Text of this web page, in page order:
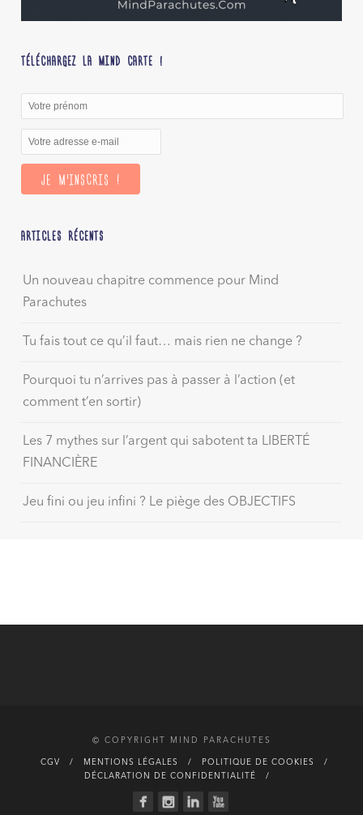
TÉLÉCHARGEZ LA MIND CARTE !
ARTICLES RÉCENTS
Un nouveau chapitre commence pour Mind
Parachutes
Tu fais tout ce qu’il faut… mais rien ne change ?
Pourquoi tu n’arrives pas à passer à l’action (et
comment t’en sortir)
Les 7 mythes sur l’argent qui sabotent ta LIBERTÉ
FINANCIÈRE
Jeu fini ou jeu infini ? Le piège des OBJECTIFS
© COPYRIGHT MIND PARACHUTES
CGV MENTIONS LÉGALES
POLITIQUE DE COOKIES
DÉCLARATION DE CONFIDENTIALITÉ